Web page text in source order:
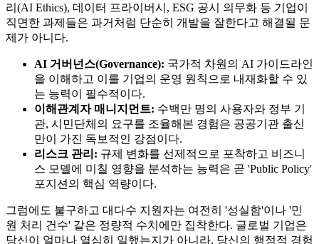
리(AI Ethics), 데이터 프라이버시, ESG 공시 의무화 등 기업이
직면한 과제들은 과거처럼 단순히 개발을 잘한다고 해결될 문
제가 아니다.
AI 거버넌스(Governance): 국가적 차원의 AI 가이드라인
을 이해하고 이를 기업의 운영 원칙으로 내재화할 수 있
는 능력이 필수적이다.
이해관계자 매니지먼트: 수백만 명의 사용자와 정부 기
관, 시민단체의 요구를 조율해본 경험은 공공기관 출신
만이 가진 독보적인 강점이다.
리스크 관리: 규제 변화를 선제적으로 포착하고 비즈니
스 모델에 미칠 영향을 분석하는 능력은 곧 'Public Policy'
포지션의 핵심 역량이다.
그럼에도 불구하고 대다수 지원자는 여전히 '성실함'이나 '민
원 처리 건수' 같은 정량적 수치에만 집착한다. 글로벌 기업은
당신이 얼마나 열심히 일했는지가 아니라, 당신의 행정적 경험